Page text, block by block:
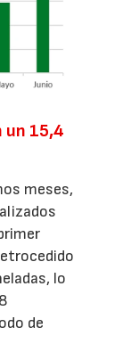
un 15,4
meses,
lo
de